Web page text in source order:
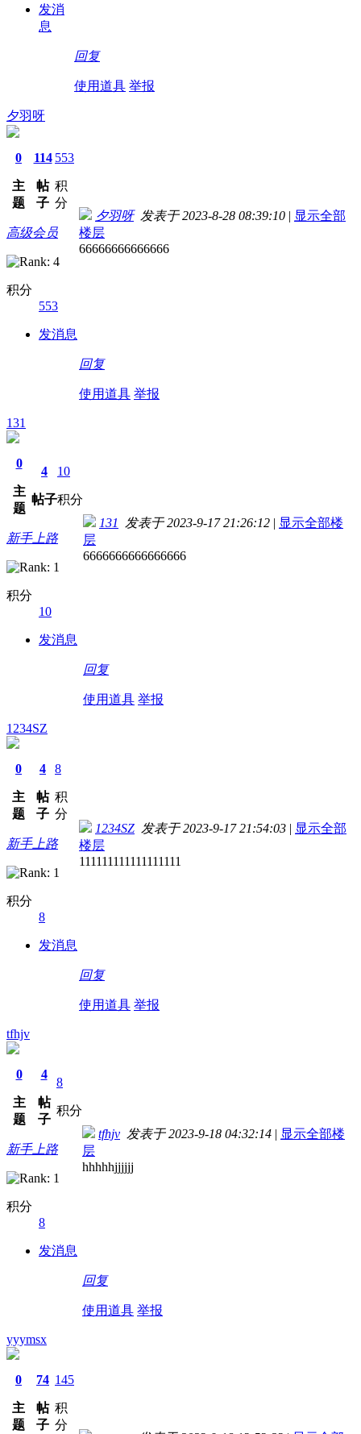
发消
息
回复
使用道具 举报
夕羽呀
0
主
题
114
帖
子
553
积
分
高级会员
积分
553
发消息
夕羽呀发表于 2023-8-28 08:39:10 | 显示全部
楼层
66666666666666
回复
使用道具 举报
131
0
主
题
4
帖子
10
积分
新手上路
积分
10
发消息
131 发表于 2023-9-17 21:26:12 | 显示全部楼
层
6666666666666666
回复
使用道具 举报
1234SZ
0
主
题
4
帖
子
8
积
分
新手上路
积分
8
发消息
1234SZ 发表于 2023-9-17 21:54:03 | 显示全部
楼层
111111111111111111
回复
使用道具 举报
tfhjv
0
主
题
4
帖
子
8
积分
新手上路
积分
8
发消息
tfhjv 发表于 2023-9-18 04:32:14 | 显示全部楼
层
hhhhhjjjjjj
回复
使用道具 举报
yyymsx
0
主
题
74
帖
子
145
积
分